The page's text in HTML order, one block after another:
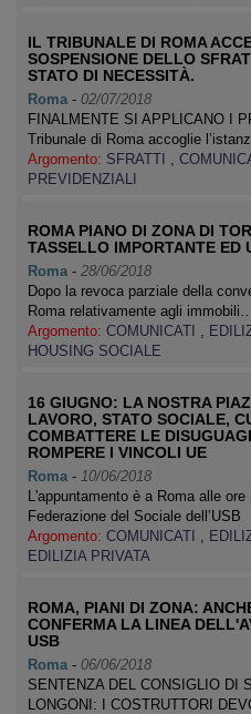
IL TRIBUNALE DI ROMA
SOSPENSIONE DELLO
STATO DI NECESSITÀ.
Roma - 02/07/2018
FINALMENTE SI APPLICANO I
Tribunale di Roma accoglie
Argomento: SFRATTI ,
PREVIDENZIALI
ROMA PIANO DI ZONA DI
TASSELLO IMPORTANTE ED
Roma - 28/06/2018
Dopo la revoca parziale della
Roma relativamente agli
Argomento: COMUNICATI ,
HOUSING SOCIALE
16 GIUGNO: LA NOSTRA
LAVORO, STATO SOCIALE,
COMBATTERE LE
ROMPERE I VINCOLI UE
Roma - 10/06/2018
L'appuntamento è a Roma alle
Federazione del Sociale dell’USB
Argomento: COMUNICATI ,
EDILIZIA PRIVATA
ROMA, PIANI DI ZONA:
CONFERMA LA LINEA
USB
Roma - 06/06/2018
SENTENZA DEL CONSIGLIO DI
LONGONI: I COSTRUTTORI